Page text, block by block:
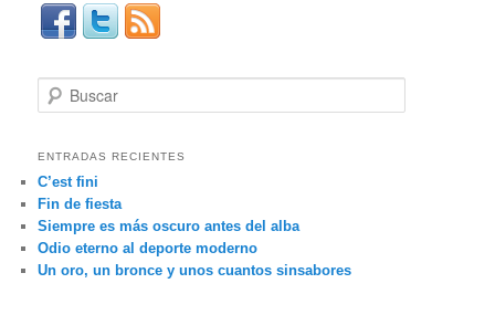
u
c
a
r
ENTRADAS RECIENTES
C’est fini
Fin de fiesta
Siempre es más oscuro antes del alba
Odio eterno al deporte moderno
Un oro, un bronce y unos cuantos sinsabores